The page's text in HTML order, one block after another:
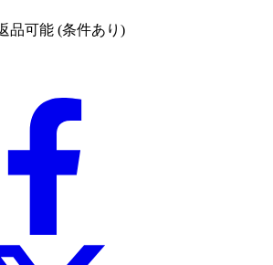
品可能 (条件あり)